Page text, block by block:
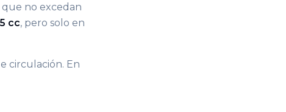
no excedan
cc, pero solo en
circulación. En